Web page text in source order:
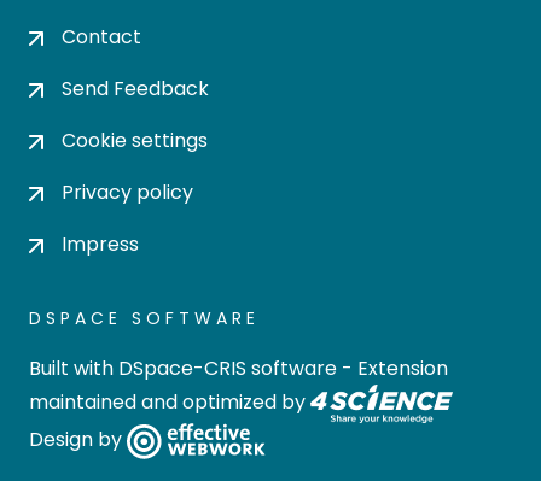
Contact
Send Feedback
Cookie settings
Privacy policy
Impress
DSPACE SOFTWARE
Built with DSpace-CRIS software - Extension
maintained and optimized by
Design by